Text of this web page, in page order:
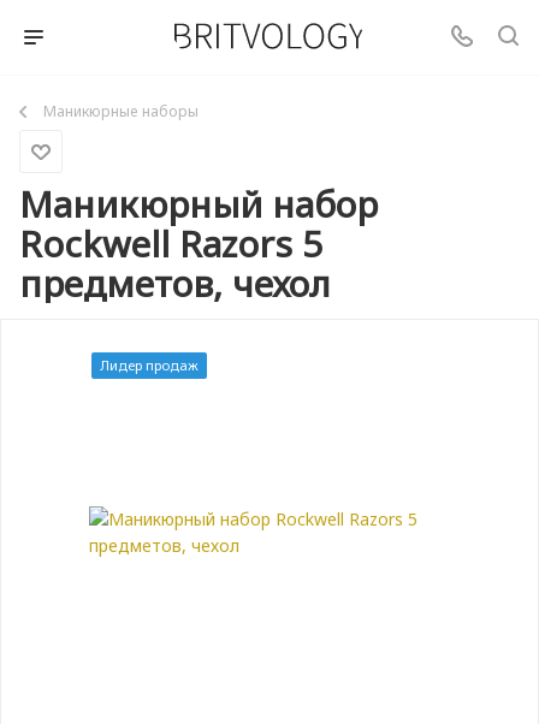
Маникюрные наборы
Маникюрный набор
Rockwell Razors 5
предметов, чехол
Лидер продаж